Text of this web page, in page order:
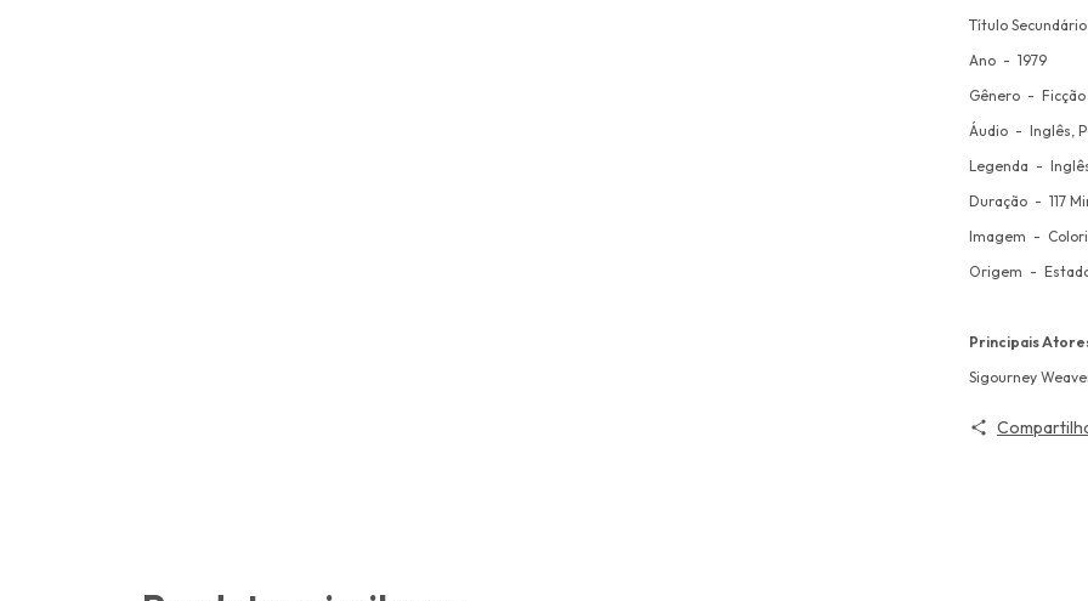
Título Secundário
Ano - 1979
Gênero - Ficção
Áudio - Inglês,
Legenda -
Duração - 117
Imagem -
Origem -
Principais
Sigourney